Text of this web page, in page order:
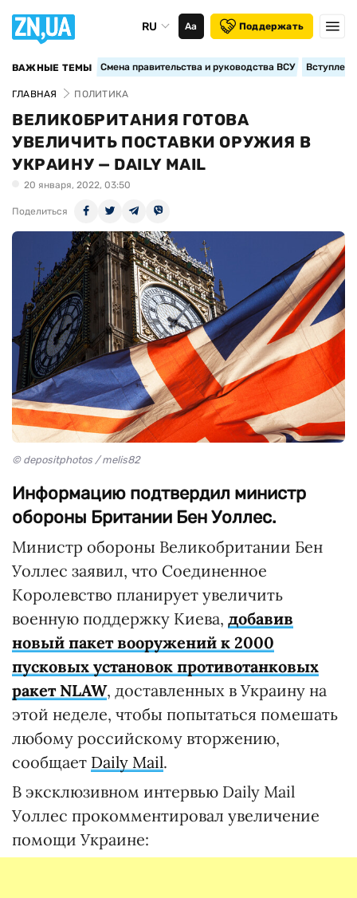
RU Аа Поддержать
ВАЖНЫЕ ТЕМЫ Смена правительства и руководства ВСУ
ГЛАВНАЯ ПОЛИТИКА
ВЕЛИКОБРИТАНИЯ ГОТОВА
УВЕЛИЧИТЬ ПОСТАВКИ ОРУЖИЯ В
УКРАИНУ — DAILY MAIL
20 января, 2022, 03:50
Поделиться
© depositphotos / melis82
Информацию подтвердил министр
обороны Британии Бен Уоллес.
Министр обороны Великобритании Бен
Уоллес заявил, что Соединенное
Королевство планирует увеличить
военную поддержку Киева, добавив
новый пакет вооружений к 2000
пусковых установок противотанковых
ракет NLAW, доставленных в Украину на
этой неделе, чтобы попытаться помешать
любому российскому вторжению,
сообщает Daily Mail.
В эксклюзивном интервью Daily Mail
Уоллес прокомментировал увеличение
помощи Украине: